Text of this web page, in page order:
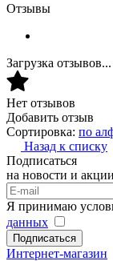
Отзывы
Загрузка отзывов...
Нет отзывов
Добавить отзыв
Сортировка: по
Назад к списку
Подписаться
на новости и акции
Я принимаю
данных
Подписаться
Интернет-магазин